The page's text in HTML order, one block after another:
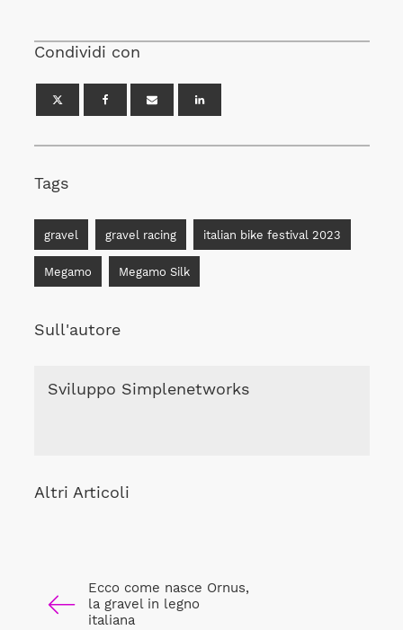
Condividi con
Tags
gravel gravel racing italian bike festival 2023
Megamo Megamo Silk
Sull'autore
Sviluppo Simplenetworks
Altri Articoli
Ecco come nasce Ornus,
la gravel in legno
italiana